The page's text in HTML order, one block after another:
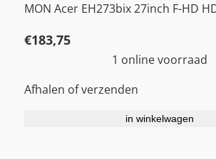
MON Acer EH273bix 27inch F-HD
€183,75
1 online voorraad
Afhalen of verzenden
in winkelwagen